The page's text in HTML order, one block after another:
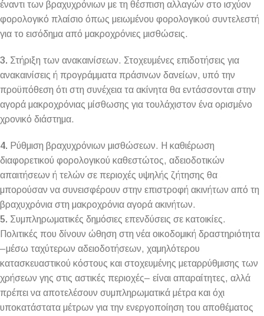
έναντι των βραχυχρόνιων με τη θέσπιση αλλαγών στο ισχύον
φορολογικό πλαίσιο όπως μειωμένου φορολογικού συντελεστή
για το εισόδημα από μακροχρόνιες μισθώσεις.
3. Στήριξη των ανακαινίσεων. Στοχευμένες επιδοτήσεις για
ανακαινίσεις ή προγράμματα πράσινων δανείων, υπό την
προϋπόθεση ότι στη συνέχεια τα ακίνητα θα εντάσσονται στην
αγορά μακροχρόνιας μίσθωσης για τουλάχιστον ένα ορισμένο
χρονικό διάστημα.
4. Ρύθμιση βραχυχρόνιων μισθώσεων. Η καθιέρωση
διαφορετικού φορολογικού καθεστώτος, αδειοδοτικών
απαιτήσεων ή τελών σε περιοχές υψηλής ζήτησης θα
μπορούσαν να συνεισφέρουν στην επιστροφή ακινήτων από τη
βραχυχρόνια στη μακροχρόνια αγορά ακινήτων.
5. Συμπληρωματικές δημόσιες επενδύσεις σε κατοικίες.
Πολιτικές που δίνουν ώθηση στη νέα οικοδομική δραστηριότητα
–μέσω ταχύτερων αδειοδοτήσεων, χαμηλότερου
κατασκευαστικού κόστους και στοχευμένης μεταρρύθμισης των
χρήσεων γης στις αστικές περιοχές– είναι απαραίτητες, αλλά
πρέπει να αποτελέσουν συμπληρωματικά μέτρα και όχι
υποκατάστατα μέτρων για την ενεργοποίηση του αποθέματος